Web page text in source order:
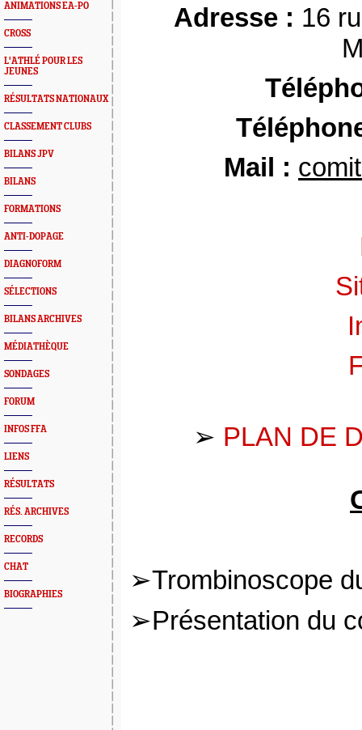
ANIMATIONS EA-PO
CROSS
L'ATHLÉ POUR LES
JEUNES
RÉSULTATS NATIONAUX
CLASSEMENT CLUBS
BILANS JPV
BILANS
FORMATIONS
ANTI-DOPAGE
DIAGNOFORM
SÉLECTIONS
BILANS ARCHIVES
MÉDIATHÈQUE
SONDAGES
FORUM
INFOS FFA
LIENS
RÉSULTATS
RÉS. ARCHIVES
RECORDS
CHAT
BIOGRAPHIES
Adresse : 16
Mail :
➢ PLAN DE
➢Trombinoscope
➢Présentation du